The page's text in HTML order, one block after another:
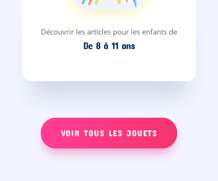
Découvrir les articles pour les enfants de
De 8 à 11 ans
VOIR TOUS LES JOUETS